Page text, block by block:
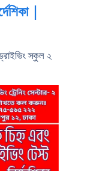
|
স্কুল ২